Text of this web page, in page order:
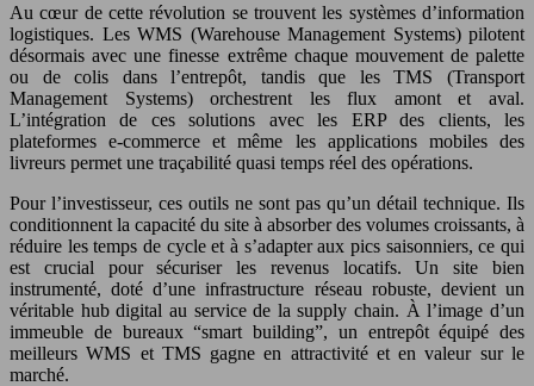
Au cœur de cette révolution se trouvent les systèmes d’information
logistiques. Les WMS (Warehouse Management Systems) pilotent
désormais avec une finesse extrême chaque mouvement de palette
ou de colis dans l’entrepôt, tandis que les TMS (Transport
Management Systems) orchestrent les flux amont et aval.
L’intégration de ces solutions avec les ERP des clients, les
plateformes e-commerce et même les applications mobiles des
livreurs permet une traçabilité quasi temps réel des opérations.
Pour l’investisseur, ces outils ne sont pas qu’un détail technique. Ils
conditionnent la capacité du site à absorber des volumes croissants, à
réduire les temps de cycle et à s’adapter aux pics saisonniers, ce qui
est crucial pour sécuriser les revenus locatifs. Un site bien
instrumenté, doté d’une infrastructure réseau robuste, devient un
véritable hub digital au service de la supply chain. À l’image d’un
immeuble de bureaux “smart building”, un entrepôt équipé des
meilleurs WMS et TMS gagne en attractivité et en valeur sur le
marché.